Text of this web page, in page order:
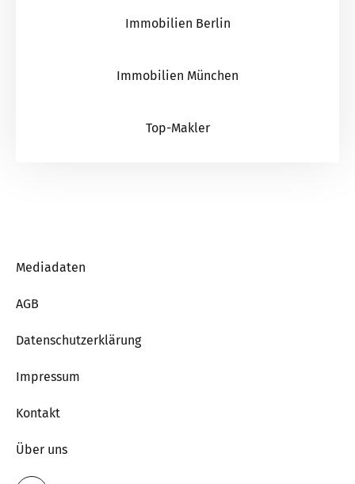
Immobilien Berlin
Immobilien München
Top-Makler
Mediadaten
AGB
Datenschutzerklärung
Impressum
Kontakt
Über uns